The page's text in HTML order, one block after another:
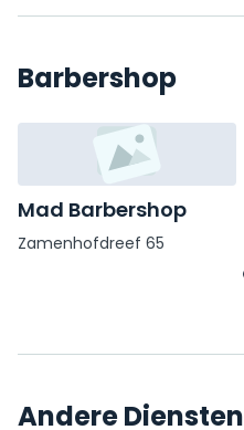
Barbershop
Mad Barbershop
Zamenhofdreef 65
Andere Diensten